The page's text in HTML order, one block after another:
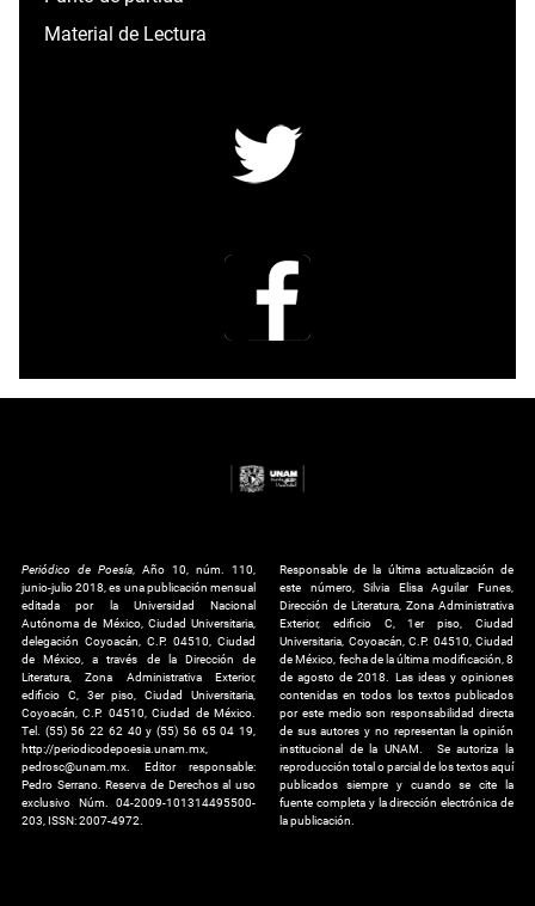
Material de Lectura
Periódico de Poesía , Año 10, núm. 110,
junio-julio 2018, es una publicación mensual
editada por la Universidad Nacional
Autónoma de México, Ciudad Universitaria,
delegación Coyoacán, C.P. 04510, Ciudad
de México, a través de la Dirección de
Literatura, Zona Administrativa Exterior,
edificio C, 3er piso, Ciudad Universitaria,
Coyoacán, C.P. 04510, Ciudad de México.
Tel. (55) 56 22 62 40 y (55) 56 65 04 19,
http://periodicodepoesia.unam.mx,
pedrosc@unam.mx. Editor responsable:
Pedro Serrano. Reserva de Derechos al uso
exclusivo Núm. 04-2009-101314495500-
203, ISSN: 2007-4972.
Responsable de la última actualización de
este número, Silvia Elisa Aguilar Funes,
Dirección de Literatura, Zona Administrativa
Exterior, edificio C, 1er piso, Ciudad
Universitaria, Coyoacán, C.P. 04510, Ciudad
de México, fecha de la última modificación, 8
de agosto de 2018. Las ideas y opiniones
contenidas en todos los textos publicados
por este medio son responsabilidad directa
de sus autores y no representan la opinión
institucional de la UNAM. Se autoriza la
reproducción total o parcial de los textos aquí
publicados siempre y cuando se cite la
fuente completa y la dirección electrónica de
la publicación.